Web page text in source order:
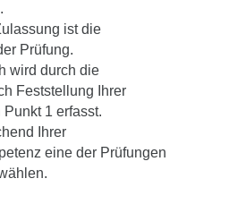
ist die
Prüfung.
wird durch die
Feststellung Ihrer
1 erfasst.
Ihrer
eine der Prüfungen